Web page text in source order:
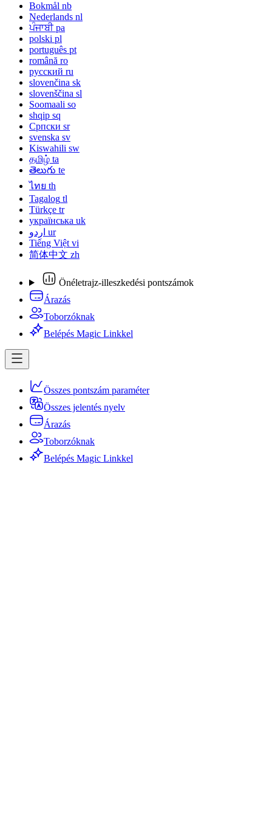
Bokmål nb
Nederlands nl
ਪੰਜਾਬੀ pa
polski pl
português pt
română ro
русский ru
slovenčina sk
slovenščina sl
Soomaali so
shqip sq
Српски sr
svenska sv
Kiswahili sw
தமிழ் ta
తెలుగు te
ไทย th
Tagalog tl
Türkçe tr
українська uk
اردو ur
Tiếng Việt vi
简体中文 zh
Önéletrajz-illeszkedési pontszámok
Árazás
Toborzóknak
Belépés Magic Linkkel
Összes pontszám paraméter
Összes jelentés nyelv
Árazás
Toborzóknak
Belépés Magic Linkkel